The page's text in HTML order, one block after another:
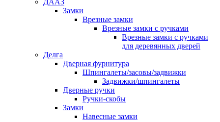
ДААЗ
Замки
Врезные замки
Врезные замки с ручками
Врезные замки с ручками
для деревянных дверей
Делга
Дверная фурнитура
Шпингалеты/засовы/задвижки
Задвижки/шпингалеты
Дверные ручки
Ручки-скобы
Замки
Навесные замки